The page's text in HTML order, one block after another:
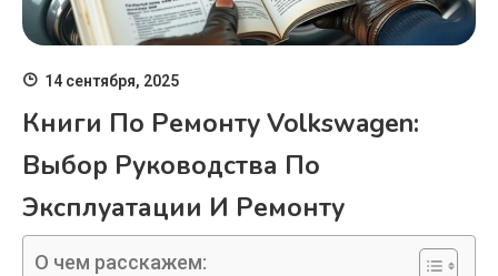
14 сентября, 2025
Книги По Ремонту Volkswagen:
Выбор Руководства По
Эксплуатации И Ремонту
О чем расскажем: